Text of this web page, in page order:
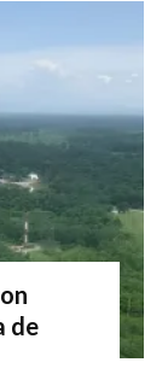
de